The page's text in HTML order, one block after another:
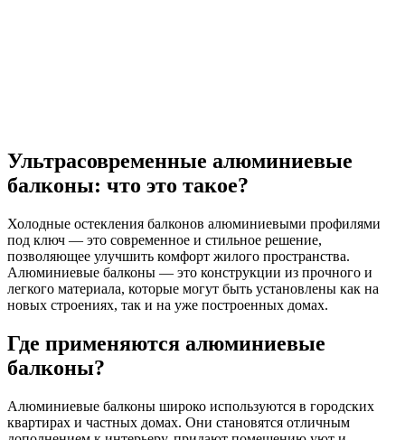
Ультрасовременные алюминиевые
балконы: что это такое?
Холодные остекления балконов алюминиевыми профилями
под ключ — это современное и стильное решение,
позволяющее улучшить комфорт жилого пространства.
Алюминиевые балконы — это конструкции из прочного и
легкого материала, которые могут быть установлены как на
новых строениях, так и на уже построенных домах.
Где применяются алюминиевые
балконы?
Алюминиевые балконы широко используются в городских
квартирах и частных домах. Они становятся отличным